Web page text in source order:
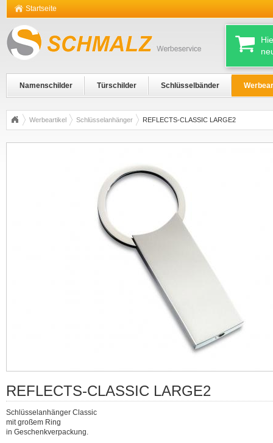
Startseite
Namenschilder Türschilder Schlüsselbänder
Werbeartikel Schlüsselanhänger REFLECTS-CLASSIC LARGE2
REFLECTS-CLASSIC LARGE2
Schlüsselanhänger Classic
mit großem Ring
in Geschenkverpackung.